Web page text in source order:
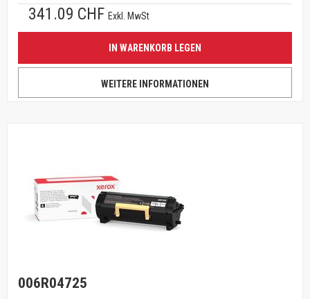
341.09 CHF Exkl. MwSt
IN WARENKORB LEGEN
WEITERE INFORMATIONEN
006R04725